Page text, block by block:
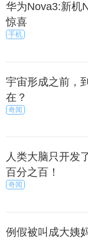
华为Nova3:新机
惊喜
手机
宇宙形成之前，
在？
奇闻
人类大脑只开发
百分之百！
奇闻
例假被叫成大姨